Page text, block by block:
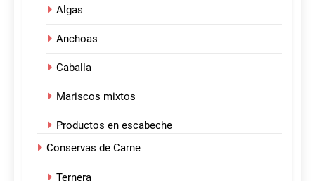
Algas
Anchoas
Caballa
Mariscos mixtos
Productos en escabeche
Conservas de Carne
Ternera